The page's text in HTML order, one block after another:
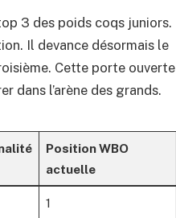
3 des poids coqs juniors.
Il devance désormais le
Cette porte ouverte
dans l’arène des grands.
Position WBO
actuelle
1